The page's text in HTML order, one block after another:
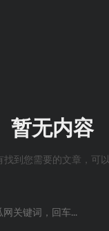
暂无内容
找到您需要的文章，可